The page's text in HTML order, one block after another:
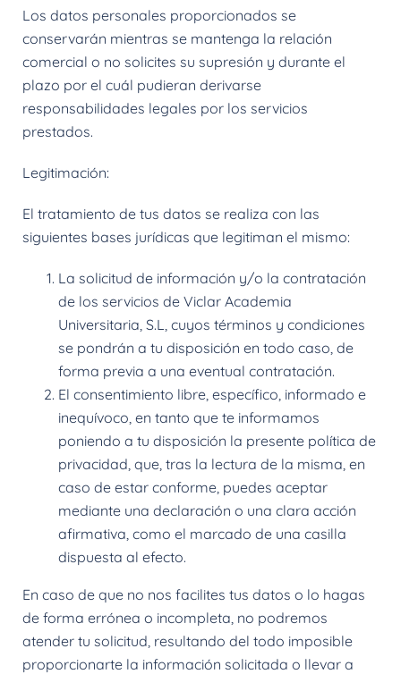
Los datos personales proporcionados se
conservarán mientras se mantenga la relación
comercial o no solicites su supresión y durante el
plazo por el cuál pudieran derivarse
responsabilidades legales por los servicios
prestados.
Legitimación:
El tratamiento de tus datos se realiza con las
siguientes bases jurídicas que legitiman el mismo:
La solicitud de información y/o la contratación
de los servicios de Viclar Academia
Universitaria, S.L, cuyos términos y condiciones
se pondrán a tu disposición en todo caso, de
forma previa a una eventual contratación.
El consentimiento libre, específico, informado e
inequívoco, en tanto que te informamos
poniendo a tu disposición la presente política de
privacidad, que, tras la lectura de la misma, en
caso de estar conforme, puedes aceptar
mediante una declaración o una clara acción
afirmativa, como el marcado de una casilla
dispuesta al efecto.
En caso de que no nos facilites tus datos o lo hagas
de forma errónea o incompleta, no podremos
atender tu solicitud, resultando del todo imposible
proporcionarte la información solicitada o llevar a